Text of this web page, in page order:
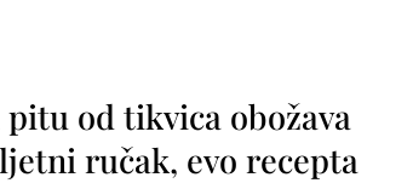
od tikvica obožava
ručak, evo recepta